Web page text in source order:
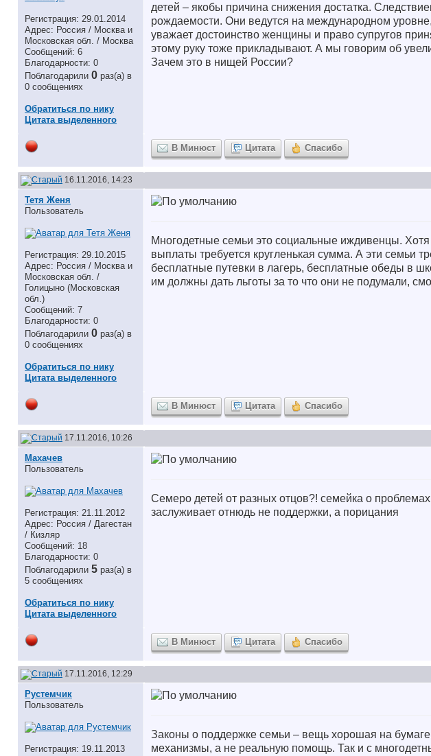
Регистрация: 29.01.2014
Адрес: Россия / Москва и
Московская обл. / Москва
Сообщений: 6
Благодарности: 0
Поблагодарили 0 раз(а) в
0 сообщениях
Обратиться по нику
Цитата выделенного
детей – якобы причина снижения достатка.
рождаемости. Они ведутся на международном
уважает достоинство женщины и право супругов
этому руку тоже прикладывают. А мы говорим об
Зачем это в нищей России?
В Минюст Цитата Спасибо
16.11.2016, 14:23
Тетя Женя
Пользователь
Регистрация: 29.10.2015
Адрес: Россия / Москва и
Московская обл. /
Голицыно (Московская
обл.)
Сообщений: 7
Благодарности: 0
Поблагодарили 0 раз(а) в
0 сообщениях
Обратиться по нику
Цитата выделенного
Многодетные семьи это социальные иждивенцы.
выплаты требуется кругленькая сумма. А эти семьи
бесплатные путевки в лагерь, бесплатные обеды в
им должны дать льготы за то что они не подумали,
В Минюст Цитата Спасибо
17.11.2016, 10:26
Махачев
Пользователь
Регистрация: 21.11.2012
Адрес: Россия / Дагестан
/ Кизляр
Сообщений: 18
Благодарности: 0
Поблагодарили 5 раз(а) в
5 сообщениях
Обратиться по нику
Цитата выделенного
Семеро детей от разных отцов?! семейка о
заслуживает отнюдь не поддержки, а порицания
В Минюст Цитата Спасибо
17.11.2016, 12:29
Рустемчик
Пользователь
Регистрация: 19.11.2013
Законы о поддержке семьи – вещь хорошая на
механизмы, а не реальную помощь. Так и с